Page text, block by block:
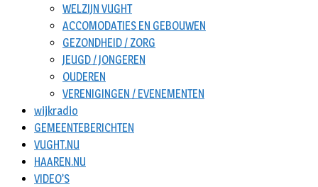
WELZIJN VUGHT
ACCOMODATIES EN GEBOUWEN
GEZONDHEID / ZORG
JEUGD / JONGEREN
OUDEREN
VERENIGINGEN / EVENEMENTEN
wijkradio
GEMEENTEBERICHTEN
VUGHT.NU
HAAREN.NU
VIDEO’S